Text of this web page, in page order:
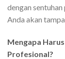
dengan
Anda akan
Mengapa
Profesional?